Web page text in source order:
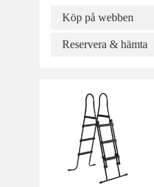
Köp på webben
Reservera & hämta